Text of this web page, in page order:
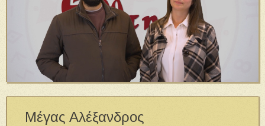
Μέγας Αλέξανδρος